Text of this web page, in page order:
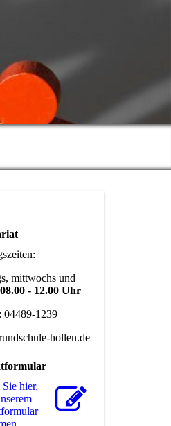
mittwochs und
08.00 - 12.00 Uhr
04489-1239
hollen.de
hier,